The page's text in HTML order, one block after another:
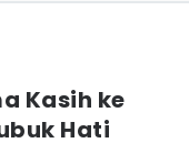
Kasih ke
Hati